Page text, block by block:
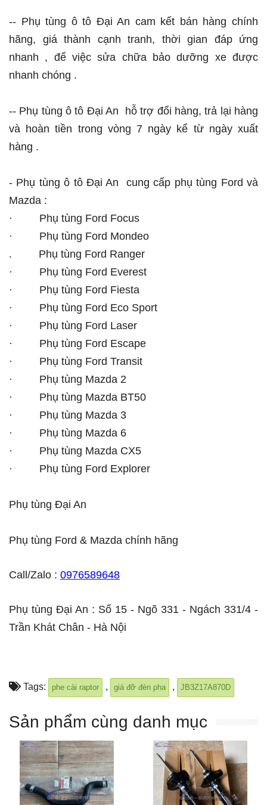
-- Phụ tùng ô tô Đại An cam kết bán hàng chính
hãng, giá thành cạnh tranh, thời gian đáp ứng
nhanh , để việc sửa chữa bảo dưỡng xe được
nhanh chóng .
-- Phụ tùng ô tô Đại An hỗ trợ đổi hàng, trả lại hàng
và hoàn tiền trong vòng 7 ngày kể từ ngày xuất
hàng .
- Phụ tùng ô tô Đại An cung cấp phụ tùng Ford và
Mazda :
· Phụ tùng Ford Focus
· Phụ tùng Ford Mondeo
. Phụ tùng Ford Ranger
· Phụ tùng Ford Everest
· Phụ tùng Ford Fiesta
· Phụ tùng Ford Eco Sport
· Phụ tùng Ford Laser
· Phụ tùng Ford Escape
· Phụ tùng Ford Transit
· Phụ tùng Mazda 2
· Phụ tùng Mazda BT50
· Phụ tùng Mazda 3
· Phụ tùng Mazda 6
· Phụ tùng Mazda CX5
· Phụ tùng Ford Explorer
Phụ tùng Đại An
Phụ tùng Ford & Mazda chính hãng
Call/Zalo : 0976589648
Phụ tùng Đại An : Số 15 - Ngõ 331 - Ngách 331/4 -
Trần Khát Chân - Hà Nội
Tags: phe cài raptor , giá đỡ đèn pha , JB3Z17A870D
Sản phẩm cùng danh mục